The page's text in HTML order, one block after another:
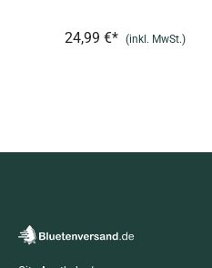
24,99 €* (inkl. MwSt.)